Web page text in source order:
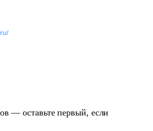
— оставьте первый, если